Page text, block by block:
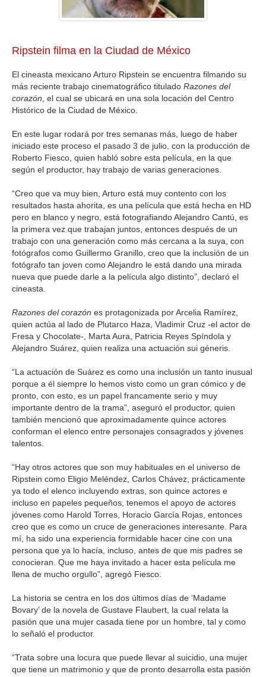
GALERIA
Ripstein filma en la Ciudad de México
El cineasta mexicano Arturo Ripstein se encuentra filmando su
más reciente trabajo cinematográfico titulado Razones del
corazón , el cual se ubicará en una sola locación del Centro
Histórico de la Ciudad de México.
En este lugar rodará por tres semanas más, luego de haber
iniciado este proceso el pasado 3 de julio, con la producción de
Roberto Fiesco, quien habló sobre esta película, en la que
según el productor, hay trabajo de varias generaciones.
“Creo que va muy bien, Arturo está muy contento con los
resultados hasta ahorita, es una película que está hecha en HD
pero en blanco y negro, está fotografiando Alejandro Cantú, es
la primera vez que trabajan juntos, entonces después de un
trabajo con una generación como más cercana a la suya, con
fotógrafos como Guillermo Granillo, creo que la inclusión de un
fotógrafo tan joven como Alejandro le está dando una mirada
nueva que puede darle a la película algo distinto”, declaró el
cineasta.
Razones del corazón es protagonizada por Arcelia Ramírez,
quien actúa al lado de Plutarco Haza, Vladimir Cruz -el actor de
Fresa y Chocolate-, Marta Aura, Patricia Reyes Spíndola y
Alejandro Suárez, quien realiza una actuación sui géneris.
“La actuación de Suárez es como una inclusión un tanto inusual
porque a él siempre lo hemos visto como un gran cómico y de
pronto, con esto, es un papel francamente serio y muy
importante dentro de la trama”, aseguró el productor, quien
también mencionó que aproximadamente quince actores
conforman el elenco entre personajes consagrados y jóvenes
talentos.
“Hay otros actores que son muy habituales en el universo de
Ripstein como Eligio Meléndez, Carlos Chávez, prácticamente
ya todo el elenco incluyendo extras, son quince actores e
incluso en papeles pequeños, tenemos el apoyo de actores
jóvenes como Harold Torres, Horacio García Rojas, entonces
creo que es como un cruce de generaciones interesante. Para
mí, ha sido una experiencia formidable hacer cine con una
persona que ya lo hacía, incluso, antes de que mis padres se
conocieran. Que me haya invitado a hacer esta película me
llena de mucho orgullo”, agregó Fiesco.
La historia se centra en los dos últimos días de ‘Madame
Bovary’ de la novela de Gustave Flaubert, la cual relata la
pasión que una mujer casada tiene por un hombre, tal y como
lo señaló el productor.
“Trata sobre una locura que puede llevar al suicidio, una mujer
que tiene un matrimonio y que de pronto desarrolla esta pasión